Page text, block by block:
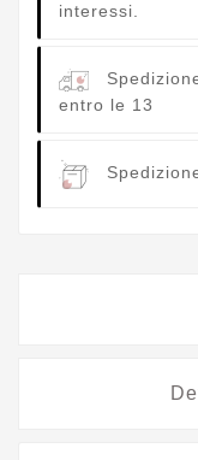
interessi.
entro le 13